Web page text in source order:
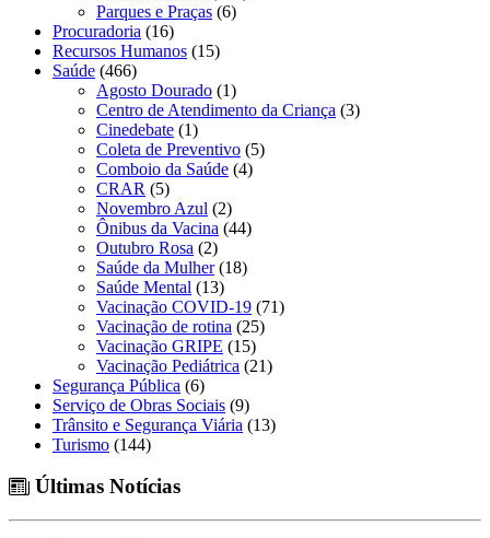
Parques e Praças (6)
Procuradoria (16)
Recursos Humanos (15)
Saúde (466)
Agosto Dourado (1)
Centro de Atendimento da Criança (3)
Cinedebate (1)
Coleta de Preventivo (5)
Comboio da Saúde (4)
CRAR (5)
Novembro Azul (2)
Ônibus da Vacina (44)
Outubro Rosa (2)
Saúde da Mulher(18)
Saúde Mental (13)
Vacinação COVID-19 (71)
Vacinação de rotina (25)
Vacinação GRIPE (15)
Vacinação Pediátrica (21)
Segurança Pública (6)
Serviço de Obras Sociais (9)
Trânsito e Segurança Viária (13)
Turismo (144)
Últimas Notícias